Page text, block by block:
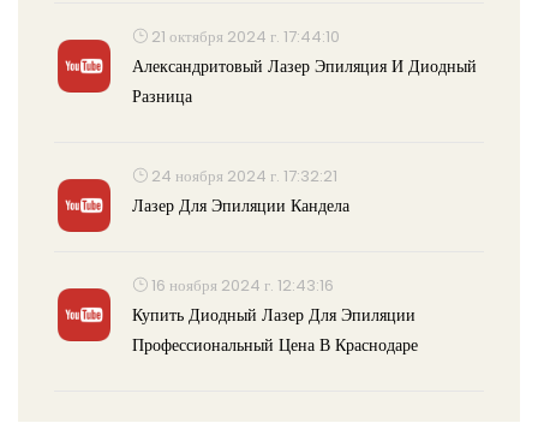
21 октября 2024 г. 17:44:10
Александритовый Лазер Эпиляция И Диодный
Разница
24 ноября 2024 г. 17:32:21
Лазер Для Эпиляции Кандела
16 ноября 2024 г. 12:43:16
Купить Диодный Лазер Для Эпиляции
Профессиональный Цена В Краснодаре